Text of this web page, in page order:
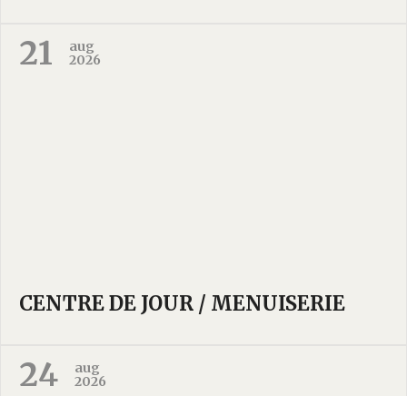
21
aug
2026
CENTRE DE JOUR / MENUISERIE
24
aug
2026